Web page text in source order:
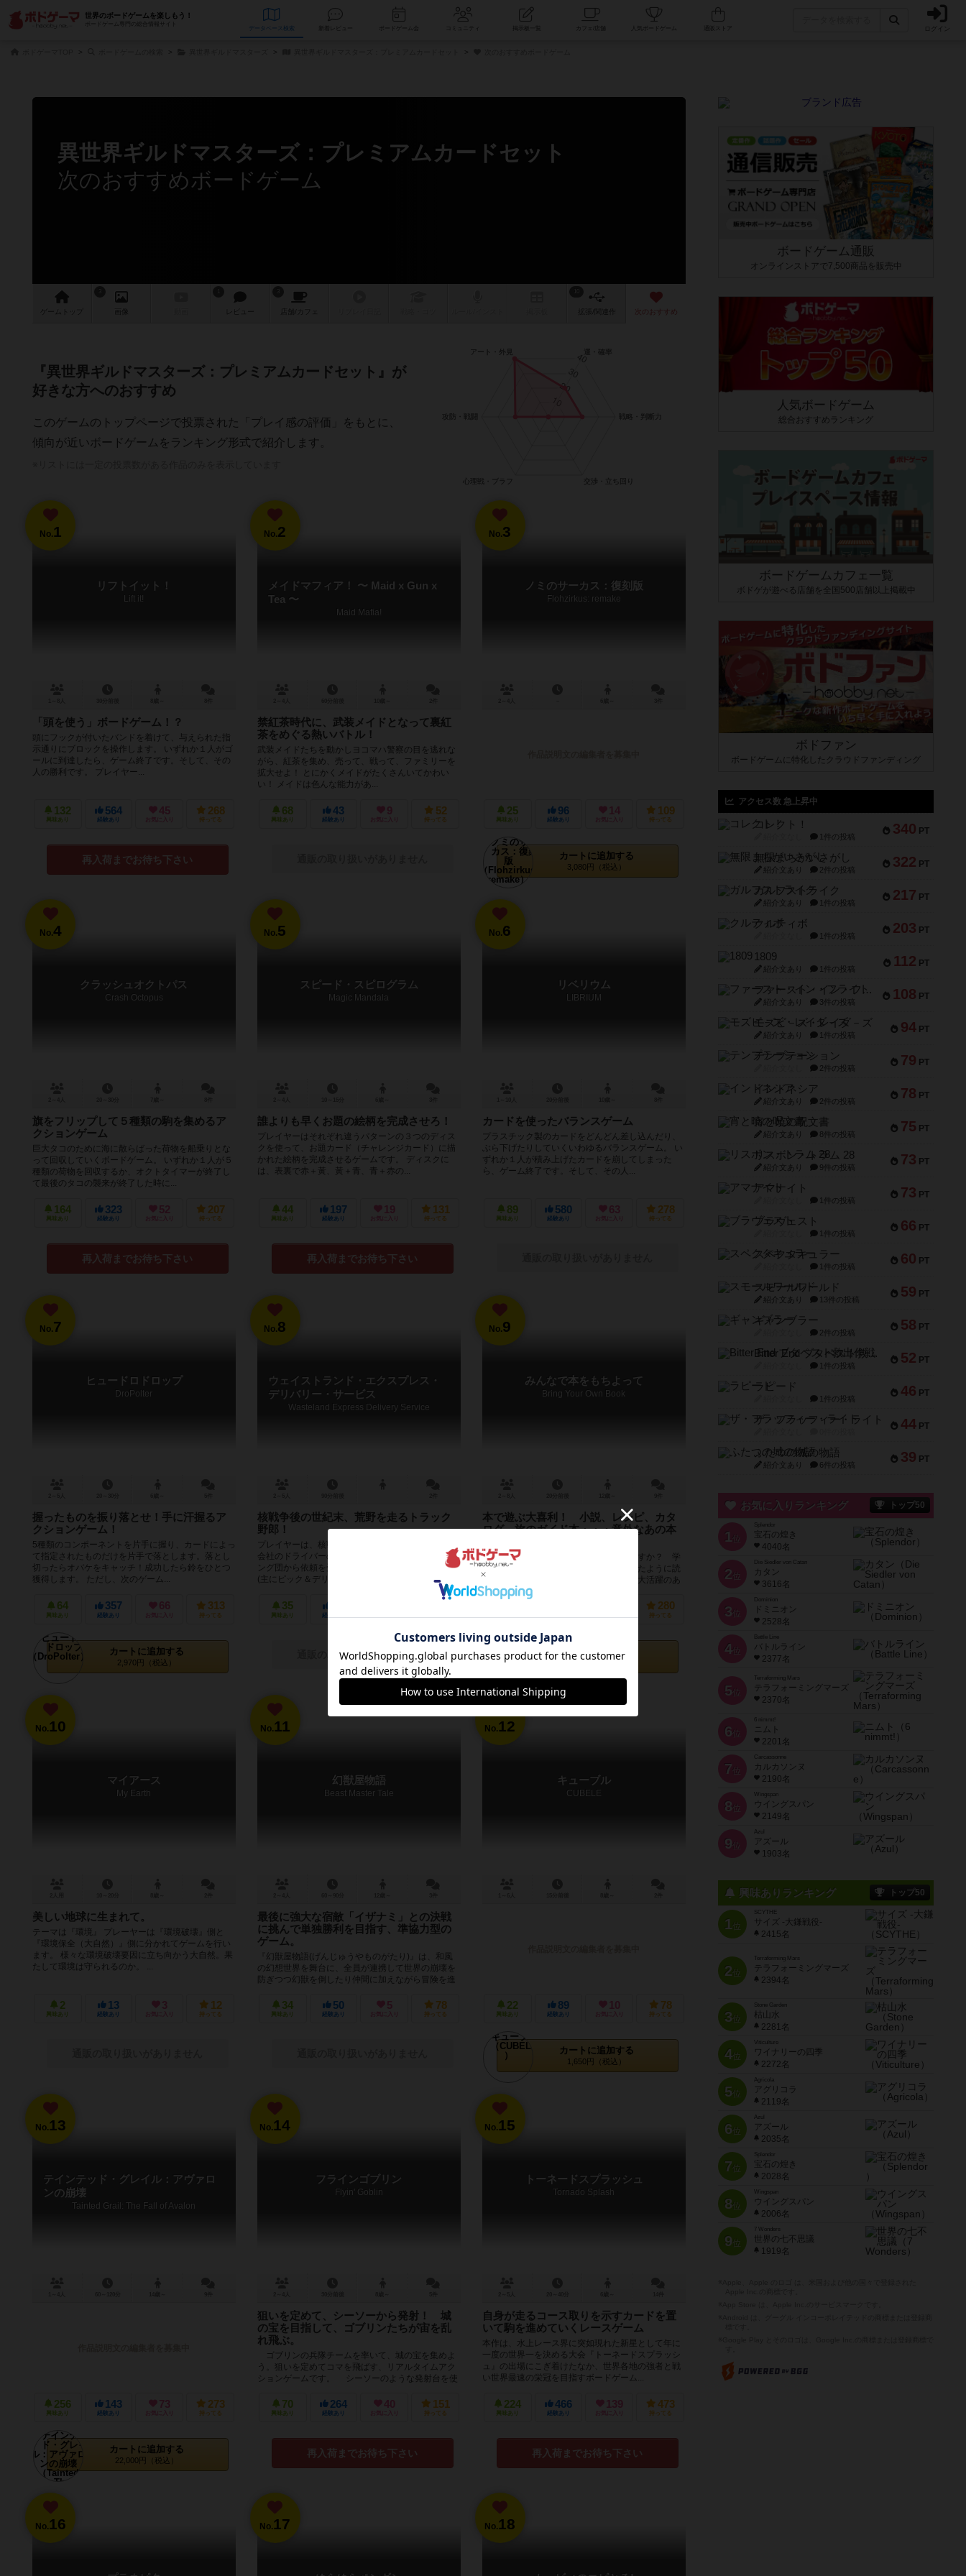
世界のボードゲームを楽しもう！
ボードゲーム専門の総合情報サイト
データベース コミュニティ 人気ボードゲーム ログイン
異世界ギルドマスターズ：プレミアムカードセット
次のおすすめボードゲーム
ゲーム 画像 レビュー 店舗/ カフェ 作 次のおすすめ
『異世界ギルドマスターズ：プレミアムカードセット』が
好きな方へのおすすめ
このゲームのトップページで投票された「プレイ感の評価」をもとに、
傾向が近いボードゲームをランキング形式で紹介します。
No.1
リフトイット！
Lift it!
「頭を使う」ボードゲーム！？
頭にフックが付いたバンドを着けて、与えられた指
示通りにブロックを操作します。 いずれか１人がゴ
ールに到達したら、ゲーム終了です。そして、その
人の勝利です。 プレイヤー...
132
興味あり
564
経験あり
45
お気に入り
268
持ってる
再入荷までお待ち下さい
No.2
メイドマフィア！ 〜 Maid x Gun x
Tea 〜
Maid Mafia!
禁紅茶時代に、武装メイドとなって裏紅
茶をめぐる熱いバトル！
武装メイドたちを動かしヨコマハ警察の目を逃れな
がら、紅茶を集め、売って、戦って、ファミリーを
拡大せよ！ とにかくメイドがたくさんいてかわい
い！ メイドは色んな能力があ...
68
興味あり
43
経験あり
9
お気に入り
52
持ってる
No.3
ノミのサーカス：復刻版
Flohzirkus: remake
25
興味あり
96
経験あり
14
お気に入り
109
持ってる
カートに追加する
3,080円（税込）
No.4
クラッシュオクトパス
Crash Octopus
旗をフリップして５種類の駒を集めるア
クションゲーム
巨大タコのために海に散らばった荷物を船乗りとな
って回収していくボードゲーム。 いずれか１人が５
種類の荷物を回収するか、オクトタイマーが終了し
て最後のタコの襲来が終了した時に...
164
興味あり
323
経験あり
52
お気に入り
207
持ってる
再入荷までお待ち下さい
No.5
スピード・スピログラム
Magic Mandala
誰よりも早くお題の絵柄を完成させろ！
プレイヤーはそれぞれ違うパターンの３つのディス
クを使って、お題カード（チャレンジカード）に描
かれた絵柄を完成させるゲームです。 ディスクに
は、表裏で赤＋黃、黃＋青、青＋赤の...
44
興味あり
197
経験あり
19
お気に入り
131
持ってる
再入荷までお待ち下さい
No.6
リベリウム
LIBRIUM
カードを使ったバランスゲーム
プラスチック製のカードをどんどん差し込んだり、
ぶら下げたりしていくいわゆるバランスゲーム。 い
ずれか１人が積み上げたカードを崩してしまった
ら、ゲーム終了です。そして、その人...
89
興味あり
580
経験あり
63
お気に入り
278
持ってる
No.7
ヒュードロドロップ
DroPolter
握ったものを振り落とせ！手に汗握るア
クションゲーム！
5種類のコンポーネントを片手に握り、カードによっ
て指定されたものだけを片手で落とします。落とし
切ったらオバケをキャッチ！成功したら鈴をひとつ
獲得します。 ただし、次のゲーム...
64
興味あり
357
経験あり
66
お気に入り
313
持ってる
カートに追加する
2,970円（税込）
No.8
ウェイストランド・エクスプレス・
デリバリー・サービス
Wasteland Express Delivery Service
核戦争後の世紀末、荒野を走るトラック
野郎！
プレイヤーは、核戦争後の世紀末、荒野を走る配達
会社のドライバーの役割を引き受け、３つあるギャ
ング団から依頼を受け、食料や水や銃を届けます。
(主にピック＆デリバリー) 時には...
35
興味あり 経験あり
通販の取り扱いがありません
No.9
みんなで本をもちよって
Bring Your Own Book
本で遊ぶ大喜利！ 小説、レシピ、カタ
ログ、旅のガイド本・・・意外なあの本
あなたには、お気に入りの本はありますか？ 学
生時代にハマり、今でもたまに思い出したように読
みたくなるあの小説。いつもキッチンで大活躍のあ
のレシピ本。他にも漫画、旅のガイド本...
280
持ってる
カートに追加する
1,980円（税込）
No. 10
マイアース
My Earth
美しい地球に生まれて。
テーマは『環境』 プレーヤーは『環境破壊』側と
『環境保全（大自然）』側に分かれてゲームを行い
ます。 様々な環境破壊要因に立ち向かう大自然。果
たして環境は守られるのか。 ...
2
興味あり
13
経験あり
3
お気に入り
12
持ってる
No. 11
幻獣屋物語
Beast Master Tale
最後に強大な宿敵「イザナミ」との決戦
に挑んで単独勝利を目指す、準協力型の
ゲーム。
『幻獣屋物語(げんじゅうやものがたり)』は、和風
の幻想世界を舞台に、全員が連携して世界の崩壊を
防ぎつつ幻獣を倒したり仲間に加えながら冒険を進
34
興味あり
50
経験あり
5
お気に入り
78
持ってる
No. 12
キューブル
CUBELE
22
興味あり
89
経験あり
10
お気に入り
78
持ってる
カートに追加する
1,650円（税込）
No.13
テインテッド・グレイル：アヴァロ
ンの崩壊
Tainted Grail: The Fall of Avalon
256
興味あり
143
経験あり
73
お気に入り
273
持ってる
カートに追加する
22,000円（税込）
No.14
フラインゴブリン
Flyin' Goblin
狙いを定めて、シーソーから発射！ 城
の宝を目指して、ゴブリンたちが宙を乱
れ飛ぶ。
ゴブリンの兵隊チームを率いて、城の宝を集めよ
う。狙いを定めてコマを飛ばす、リアルタイムアク
ションゲームです。 シーソーのような発射台を使
70
興味あり
264
経験あり
40
お気に入り
151
持ってる
再入荷までお待ち下さい
No.15
トーネードスプラッシュ
Tornado Splash
自身が走るコース取りを示すカードを置
いて駒を進めていくレースゲーム
本作は、水上レース界に突如現れた新星として年に
一度の世界一を決める大会『トーネードスプラッシ
ュ』の出場にこぎ着けたなか、世界各地の強者と戦
い世界最速の栄冠を目指すボードゲーム...
224
興味あり
466
経験あり
139
お気に入り
473
持ってる
再入荷までお待ち下さい
No.16 No.17 No.18
ボードゲーム通販
オンラインストアで7,500商品を販売中
人気ボードゲーム
総合おすすめランキング
ボードゲームカフェ一覧
ボドゲが遊べる店舗を全国500店舗以上掲載中
ボドファン
ボードゲームに特化したクラウドファンディング
アクセス数 急上昇中
340 PT
コレクト！
1件の投稿
322 PT
無限まちがいさがし
紹介文あり 2件の投稿
217 PT
ガルフストライク
紹介文あり 1件の投稿
203 PT
クルティボ
1件の投稿
112 PT
1809
紹介文あり 1件の投稿
108 PT
ファースト・イン・フライト
紹介文あり 3件の投稿
94 PT
モズビ－ズ・レイダ－ズ
紹介文あり 1件の投稿
79 PT
テンプテーション
2件の投稿
78 PT
インドネシア
紹介文あり 2件の投稿
75 PT
宵と暁の呪文書
紹介文あり 8件の投稿
73 PT
リスボン・トラム 28
紹介文あり 9件の投稿
73 PT
アマナイト
1件の投稿
66 PT
ブラヴェスト
1件の投稿
60 PT
スペクタキュラー
1件の投稿
59 PT
スモールワールド
紹介文あり 13件の投稿
58 PT
ギャンブラー
2件の投稿
52 PT
Bitter End ブタペスト救出作戦
1件の投稿
46 PT
ラピード
1件の投稿
44 PT
ザ・フラッフィー・ライト
39 PT
ふたつの城の物語
紹介文あり 6件の投稿
お気に入りランキング トップ50
1 位
宝石の煌き
4040名
2 位
Die Siedler von Catan
カタン
3616名
3 位
ドミニオン
2528名
4位
Battle Line
バトルライン
2377名
5 位
Terraforming Mars
テラフォーミングマーズ
2370名
6 位
ニムト
2201名
7 位
Carcassonne
カルカソンヌ
2190名
8 位
Wingspan
ウイングスパン
2149名
9 位
Azul
アズール
1903名
興味ありランキング トップ50
1位
SCYTHE
サイズ -大鎌戦役-
2415名
2位
Terraforming Mars
テラフォーミングマーズ
2394名
3位
Stone Garden
枯山水
2281名
4位
Viticulture
ワイナリーの四季
2272名
5位
Agricola
アグリコラ
2119名
6位
Azul
アズール
2035名
7位
宝石の煌き
2028名
8位
Wingspan
ウイングスパン
2006名
9位
7 Wonders
世界の七不思議
1919名